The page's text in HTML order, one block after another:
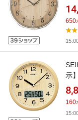
[電
650
示
160